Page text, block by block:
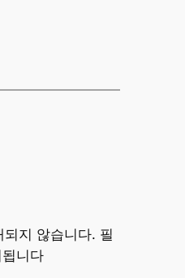
되지 않습니다. 필
니다